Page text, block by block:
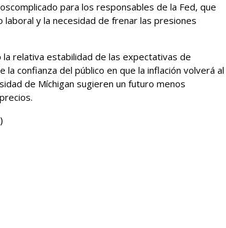
​complicado para los responsables de la Fed, que
y la necesidad de frenar las presiones
relativa estabilidad ​de las expectativas de
la confianza del público en que la inflación volverá al
de Míchigan sugieren un futuro menos